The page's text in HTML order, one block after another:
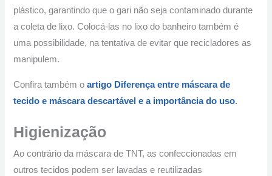
plástico, garantindo que o gari não seja contaminado durante
a coleta de lixo. Colocá-las no lixo do banheiro também é
uma possibilidade, na tentativa de evitar que recicladores as
manipulem.
Confira também o artigo Diferença entre máscara de
tecido e máscara descartável e a importância do uso.
Higienização
Ao contrário da máscara de TNT, as confeccionadas em
outros tecidos podem ser lavadas e reutilizadas